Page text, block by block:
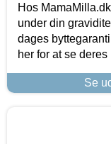
Hos
under din
dages
her for at se deres
Se